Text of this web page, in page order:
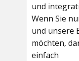
und
Wenn Sie
und unsere
möchten,
einfach